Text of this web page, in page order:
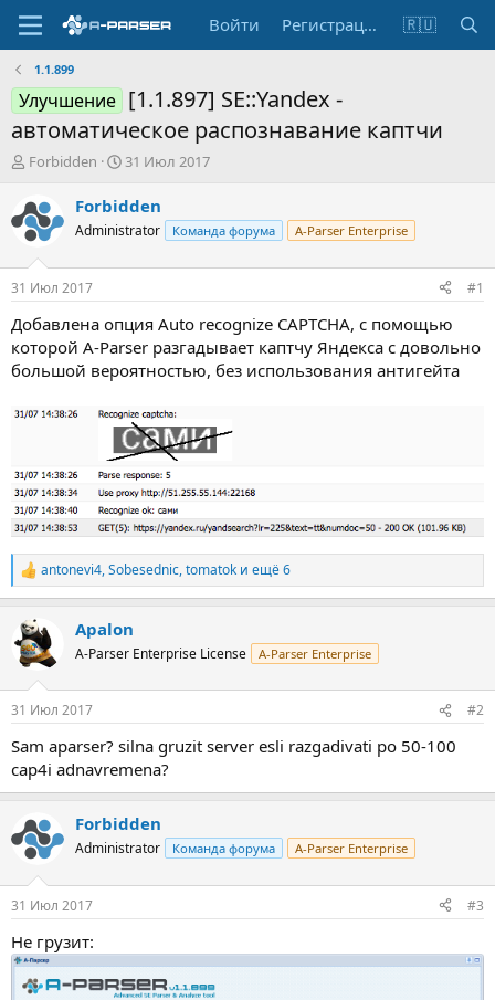
Войти Регистрация 🇷🇺
1.1.899
Улучшение [1.1.897] SE::Yandex -
автоматическое распознавание каптчи
А
т
о
р
т
е
м
ы
Forbidden
Д
т
н
а
л
31 Июл 2017
Forbidden
Administrator Команда форума A-Parser Enterprise
31 Июл 2017 #1
Добавлена опция Auto recognize CAPTCHA, с помощью
которой A-Parser разгадывает каптчу Яндекса с довольно
большой вероятностью, без использования антигейта
Р
е
к
ц
и
antonevi4,Sobesednic,tomatok и ещё 6
Apalon
A-Parser Enterprise License A-Parser Enterprise
31 Июл 2017 #2
Sam aparser? silna gruzit server esli razgadivati po 50-100
cap4i adnavremena?
Forbidden
Administrator Команда форума A-Parser Enterprise
31 Июл 2017 #3
Не грузит: